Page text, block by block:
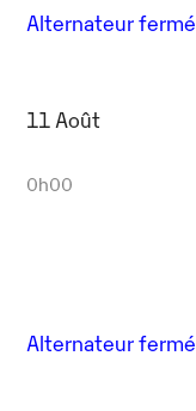
Alternateur fermé
11 Août
0h00
Alternateur fermé